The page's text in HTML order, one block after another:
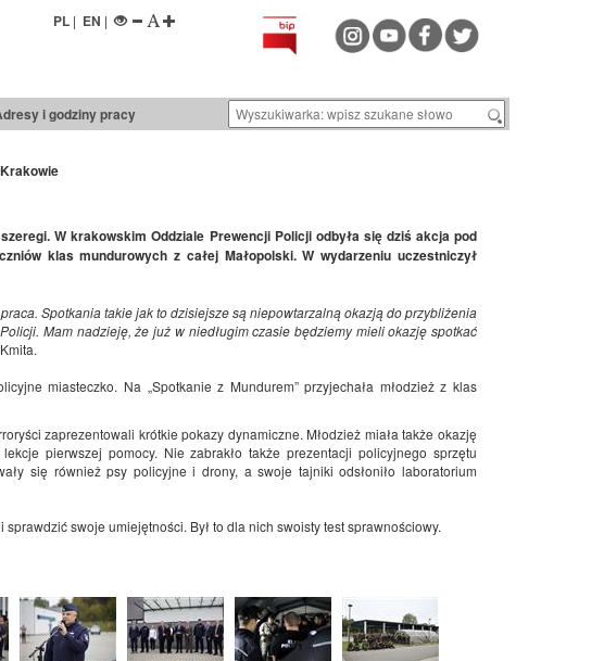
PL| EN |
i godziny pracy
W krakowskim Oddziale Prewencji Policji odbyła się dziś akcja pod
klas mundurowych z całej Małopolski. W wydarzeniu uczestniczył
Spotkania takie jak to dzisiejsze są niepowtarzalną okazją do przybliżenia
Mam nadzieję, że już w niedługim czasie będziemy mieli okazję spotkać
miasteczko. Na „Spotkanie z Mundurem” przyjechała młodzież z klas
zaprezentowali krótkie pokazy dynamiczne. Młodzież miała także okazję
pierwszej pomocy. Nie zabrakło także prezentacji policyjnego sprzętu
się również psy policyjne i drony, a swoje tajniki odsłoniło laboratorium
swoje umiejętności. Był to dla nich swoisty test sprawnościowy.